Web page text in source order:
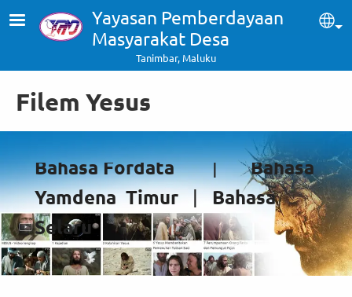
Skip to main contentYayasan Pemberdayaan
Masyarakat Desa
Tanimbar, Maluku
Filem Yesus
Bahasa Fordata |Bahasa
Yamdena Timur|Bahasa
Selaru